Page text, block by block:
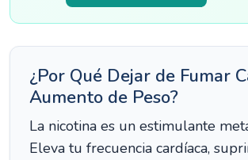
¿Por Qué Dejar de Fumar
Aumento de Peso?
La nicotina es un estimulante
Eleva tu frecuencia cardíaca,